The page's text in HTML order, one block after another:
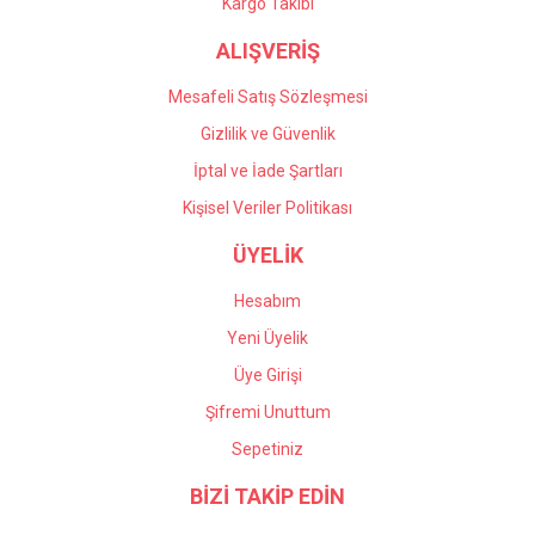
ALIŞVERİŞ
Mesafeli Satış Sözleşmesi
Gizlilik ve Güvenlik
İptal ve İade Şartları
Kişisel Veriler Politikası
ÜYELİK
Hesabım
Yeni Üyelik
Üye Girişi
Şifremi Unuttum
Sepetiniz
BİZİ TAKİP EDİN